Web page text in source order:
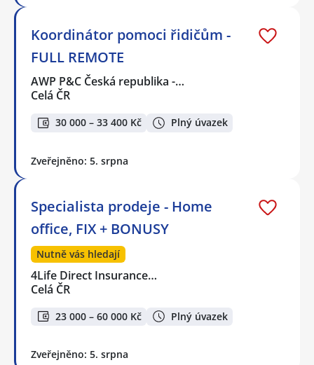
Koordinátor pomoci řidičům -
FULL REMOTE
AWP P&C Česká republika -…
Celá ČR
30 000 – 33 400 Kč Plný úvazek
Zveřejněno: 5. srpna
Specialista prodeje - Home
office, FIX + BONUSY
Nutně vás hledají
4Life Direct Insurance…
Celá ČR
23 000 – 60 000 Kč Plný úvazek
Zveřejněno: 5. srpna